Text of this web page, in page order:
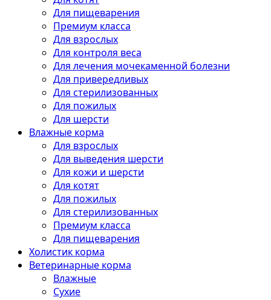
Для пищеварения
Премиум класса
Для взрослых
Для контроля веса
Для лечения мочекаменной болезни
Для привередливых
Для стерилизованных
Для пожилых
Для шерсти
Влажные корма
Для взрослых
Для выведения шерсти
Для кожи и шерсти
Для котят
Для пожилых
Для стерилизованных
Премиум класса
Для пищеварения
Холистик корма
Ветеринарные корма
Влажные
Сухие